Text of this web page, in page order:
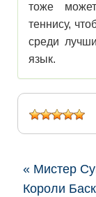
тоже
теннису,
среди
язык.
« Мистер
Короли